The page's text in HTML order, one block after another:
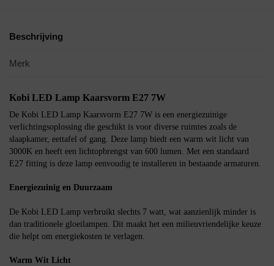
Beschrijving
Merk
Kobi LED Lamp Kaarsvorm E27 7W
De Kobi LED Lamp Kaarsvorm E27 7W is een energiezuinige
verlichtingsoplossing die geschikt is voor diverse ruimtes zoals de
slaapkamer, eettafel of gang. Deze lamp biedt een warm wit licht van
3000K en heeft een lichtopbrengst van 600 lumen. Met een standaard
E27 fitting is deze lamp eenvoudig te installeren in bestaande armaturen.
Energiezuinig en Duurzaam
De Kobi LED Lamp verbruikt slechts 7 watt, wat aanzienlijk minder is
dan traditionele gloeilampen. Dit maakt het een milieuvriendelijke keuze
die helpt om energiekosten te verlagen.
Warm Wit Licht